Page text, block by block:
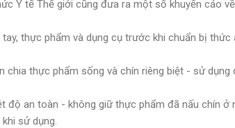
Y tế Thế giới cũng đưa ra một số khuyến cáo
tay, thực phẩm và dụng cụ trước khi chuẩn bị thức
chia thực phẩm sống và chín riêng biệt - sử
độ an toàn - không giữ thực phẩm đã nấu chín
sử dụng.